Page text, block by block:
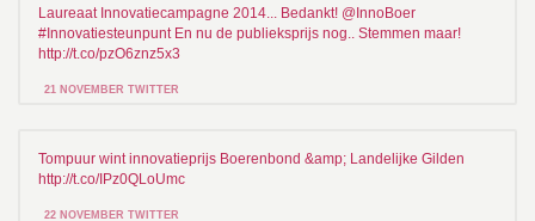
Laureaat Innovatiecampagne 2014... Bedankt! @InnoBoer
#Innovatiesteunpunt En nu de publieksprijs nog.. Stemmen maar!
http://t.co/pzO6znz5x3
21 NOVEMBER TWITTER
Tompuur wint innovatieprijs Boerenbond &amp; Landelijke Gilden
http://t.co/IPz0QLoUmc
22 NOVEMBER TWITTER